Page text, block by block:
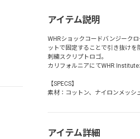
アイテム説明
WHRショックコードバンジーク
ットで固定することで引き抜けを
刺繍スクリプトロゴ。
カリフォルニアにてWHR
【SPECS】
素材：コットン、ナイロンメッシ
アイテム詳細